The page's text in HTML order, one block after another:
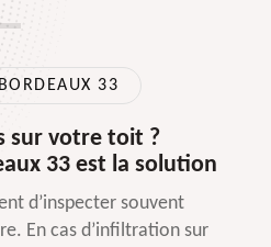
33
sur votre toit ?
33 est la solution
d’inspecter souvent
En cas d’infiltration sur